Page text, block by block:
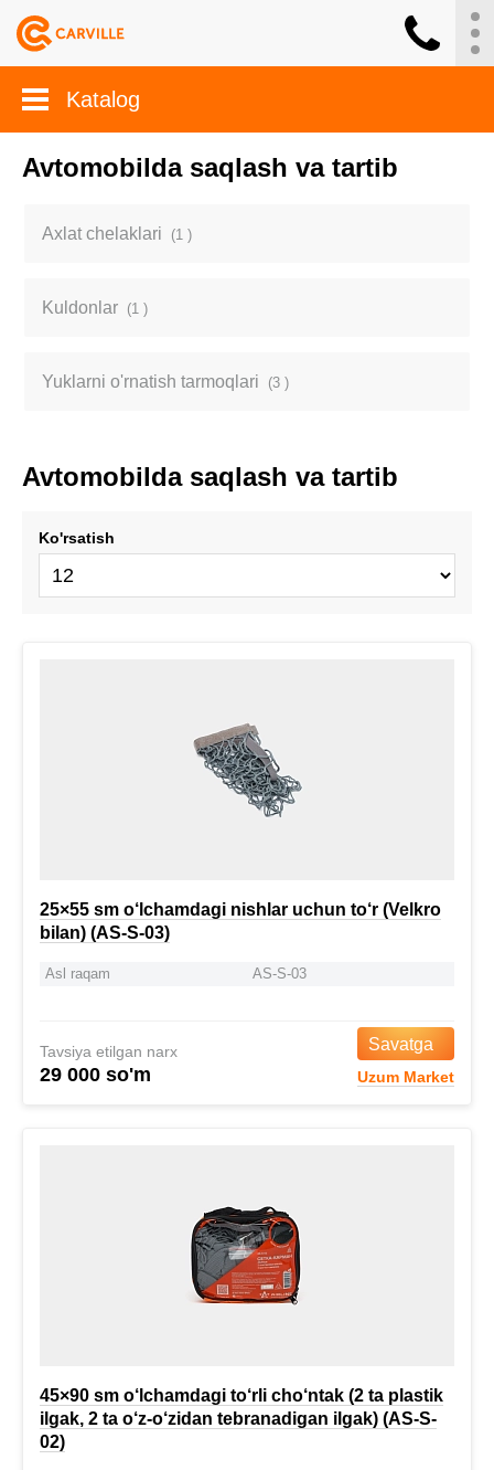
Katalog
Avtomobilda saqlash va tartib
Axlat chelaklari (1 )
Kuldonlar (1 )
Yuklarni o'rnatish tarmoqlari (3 )
Avtomobilda saqlash va tartib
Ko'rsatish
25×55 sm o‘lchamdagi nishlar uchun to‘r (Velkro
bilan) (AS-S-03)
Asl raqam AS-S-03
Tavsiya etilgan narx
29 000 so'm
Savatga
Uzum Market
45×90 sm o‘lchamdagi to‘rli cho‘ntak (2 ta plastik
ilgak, 2 ta o‘z-o‘zidan tebranadigan ilgak) (AS-S-
02)